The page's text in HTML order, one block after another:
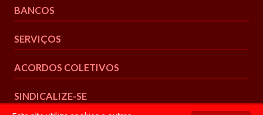
BANCOS
SERVIÇOS
ACORDOS COLETIVOS
SINDICALIZE-SE